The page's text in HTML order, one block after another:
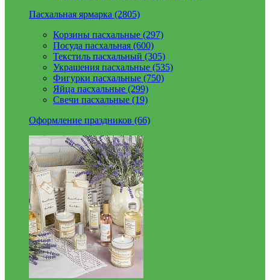
Пасхальная ярмарка (2805)
Корзины пасхальные (297)
Посуда пасхальная (600)
Текстиль пасхальный (305)
Украшения пасхальные (535)
Фигурки пасхальные (750)
Яйца пасхальные (299)
Свечи пасхальные (19)
Оформление праздников (66)